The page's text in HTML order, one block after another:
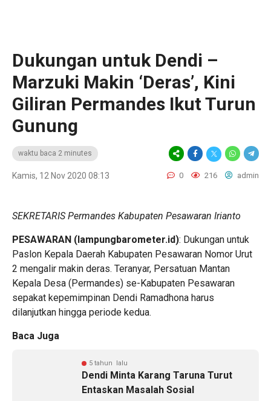
Dukungan untuk Dendi –
Marzuki Makin ‘Deras’, Kini
Giliran Permandes Ikut Turun
Gunung
waktu baca 2 minutes
Kamis, 12 Nov 2020 08:13 0 216 admin
SEKRETARIS Permandes Kabupaten Pesawaran Irianto
PESAWARAN (lampungbarometer.id): Dukungan untuk
Paslon Kepala Daerah Kabupaten Pesawaran Nomor Urut
2 mengalir makin deras. Teranyar, Persatuan Mantan
Kepala Desa (Permandes) se-Kabupaten Pesawaran
sepakat kepemimpinan Dendi Ramadhona harus
dilanjutkan hingga periode kedua.
Baca Juga
5 tahun lalu
Dendi Minta Karang Taruna Turut
Entaskan Masalah Sosial